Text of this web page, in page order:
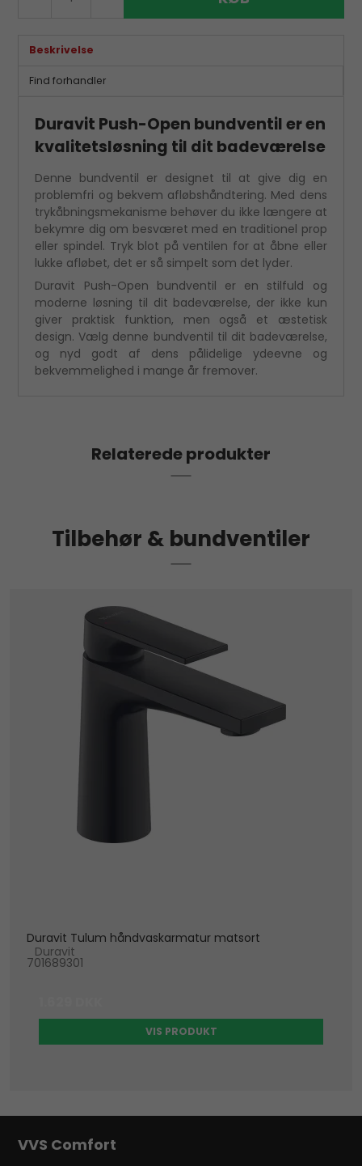
Beskrivelse
Find forhandler
Duravit Push-Open bundventil er en
kvalitetsløsning til dit badeværelse
Denne bundventil er designet til at give dig en
problemfri og bekvem afløbshåndtering. Med dens
trykåbningsmekanisme behøver du ikke længere at
bekymre dig om besværet med en traditionel prop
eller spindel. Tryk blot på ventilen for at åbne eller
lukke afløbet, det er så simpelt som det lyder.
Duravit Push-Open bundventil er en stilfuld og
moderne løsning til dit badeværelse, der ikke kun
giver praktisk funktion, men også et æstetisk
design. Vælg denne bundventil til dit badeværelse,
og nyd godt af dens pålidelige ydeevne og
bekvemmelighed i mange år fremover.
Relaterede produkter
Tilbehør & bundventiler
Duravit Tulum håndvaskarmatur matsort
Duravit
701689301
VIS PRODUKT
VVS Comfort